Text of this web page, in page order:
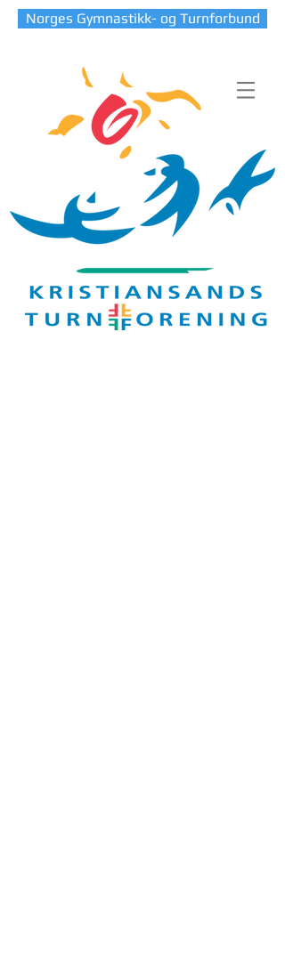
Norges Gymnastikk- og Turnforbund